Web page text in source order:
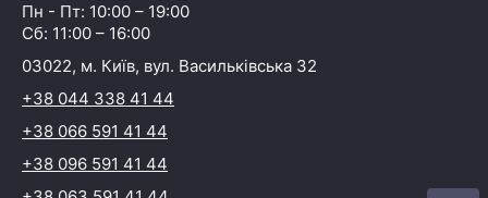
Пн - Пт: 10:00 – 19:00
Сб: 11:00 – 16:00
03022, м. Київ, вул. Васильківська 32
+38 044 338 41 44
+38 066 591 41 44
+38 096 591 41 44